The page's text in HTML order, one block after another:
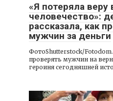
«Я потеряла веру
человечество»:
рассказала, как
мужчин за деньги
ФотоShutterstock/
проверять мужчин на
героиня сегодняшней